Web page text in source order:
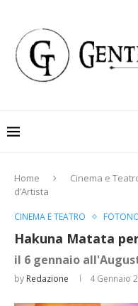
Home Cinema e
d’Artista
CINEMA E TEATRO
Hakuna Matata
il 6 gennaio
by Redazione 4 Gennaio